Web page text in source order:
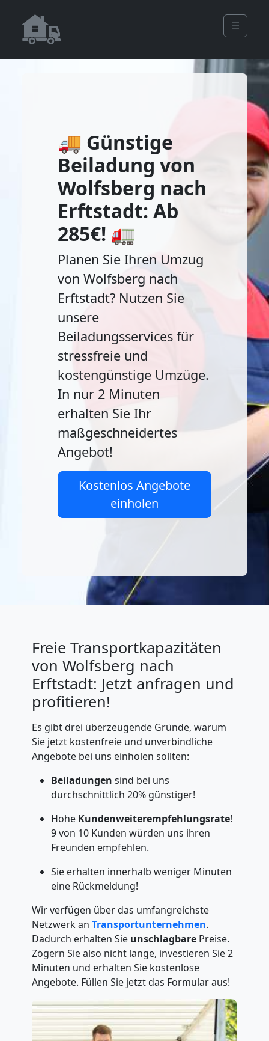
☰
🚚 Günstige
Beiladung von
Wolfsberg nach
Erftstadt: Ab
285€! 🚛
Planen Sie Ihren Umzug
von Wolfsberg nach
Erftstadt? Nutzen Sie
unsere
Beiladungsservices für
stressfreie und
kostengünstige Umzüge.
In nur 2 Minuten
erhalten Sie Ihr
maßgeschneidertes
Angebot!
Kostenlos Angebote
einholen
Freie Transportkapazitäten
von Wolfsberg nach
Erftstadt: Jetzt anfragen und
profitieren!
Es gibt drei überzeugende Gründe, warum
Sie jetzt kostenfreie und unverbindliche
Angebote bei uns einholen sollten:
Beiladungen sind bei uns
durchschnittlich 20% günstiger!
Hohe Kundenweiterempfehlungsrate!
9 von 10 Kunden würden uns ihren
Freunden empfehlen.
Sie erhalten innerhalb weniger Minuten
eine Rückmeldung!
Wir verfügen über das umfangreichste
Netzwerk an Transportunternehmen.
Dadurch erhalten Sie unschlagbare Preise.
Zögern Sie also nicht lange, investieren Sie 2
Minuten und erhalten Sie kostenlose
Angebote. Füllen Sie jetzt das Formular aus!